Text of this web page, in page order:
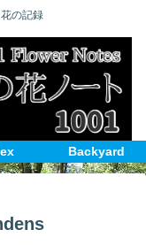
の記録
Backyard